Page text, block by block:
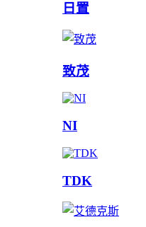
日置
致茂
NI
TDK